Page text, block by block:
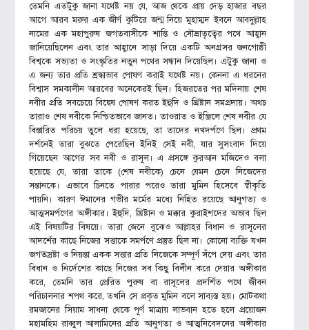
তেমনি এতটুকু জানা যথেষ্ট নয় যে, আজ থেকে প্রায় দেড় হাজার বছর
আগে আরব মরুর এক জীর্ণ কুটিরে জন্ম নিয়ে মুহাম্মদ ইবনে আবদুল্লাহ
নামের এক মহাপুরুষ জগতবাসীকে শান্তি ও সৌভ্রাতৃত্বের পথে আহ্বান
জানিয়েছিলেন এবং তার আহ্বানে সাড়া দিয়ে একটি অনগ্রসর জনগোষ্ঠী
বিশ্বকে সভ্যতা ও সংস্কৃতির নতুন পথের সন্ধান দিয়েছিল। এটুকু জানা ও
এ জন্য তার প্রতি শ্রদ্ধাভাব পোষণ করাই যথেষ্ট নয়। কেননা এ ধরনের
বিশ্বাস সমকালীন আরবের অনেকেরই ছিল। হিজরতের পর মদিনায় শেষ
নবীর প্রতি সবচেয়ে বিদ্বেষ পোষণ করত ইহুদি ও খ্রিষ্টান সমপ্রদায়। অথচ
তারাও শেষ নবীকে নিশ্চিতভাবে জানত। তাওরাত ও ইঞ্জিলে শেষ নবীর যে
বিস্তারিত পরিচয় তুলে ধরা হয়েছে, তা তাদের নখদর্পণে ছিল। প্রথম
দর্শনেই তারা বুঝতে পেরেছিল ইনিই সেই নবী, যার সুসংবাদ দিয়ে
গিয়েছেন আগের সব নবী ও রাসূল। এ প্রসঙ্গে কুরআন মজিদেও বলা
হয়েছে যে, তারা তাকে (শেষ নবীকে) চেনে যেমন চেনে নিজেদের
সন্তানকে। এভাবে চিনতে পারার পরেও তারা মুমিন হিসেবে স্বীকৃতি
পায়নি। কারণ ঈমানের গভীর মর্মের মধ্যে নিহিত রয়েছে আনুগত্য ও
আত্মসমর্পণের অঙ্গীকার। ইহুদি, খ্রিষ্টান ও মক্কার কুরাইশদের অভাব ছিল
এই বিষয়টির বিষয়ে। তারা জেনে বুঝেও আল্লাহর বিধান ও রাসূলের
আদর্শের কাছে নিজের সত্তাকে সমর্পণে প্রস্তুত ছিল না। কোনো ব্যক্তি যখন
জগত্স্রষ্টা ও নিয়ন্তা একক সত্তার প্রতি নিজেকে সম্পূর্ণ সঁপে দেয় এবং তার
বিধান ও নির্দেশের কাছে নিজের সব কিছু বিলীন করে দেয়ার অঙ্গীকার
করে, তেমনি তার প্রেরিত পুরুষ বা রাসূলের প্রদর্শিত পথে জীবন
পরিচালনার শপথ করে, তখনি সে প্রকৃত মুমিন বলে সাব্যস্ত হয়। মোটকথা
রমজানের সিয়াম সাধনা থেকে পূর্ণ মাত্রায় লাভবান হতে হলে প্রয়োজন
মহামহিম রাব্বুল আলামিনের প্রতি আনুগত্য ও আত্মনিবেদনের অঙ্গীকার